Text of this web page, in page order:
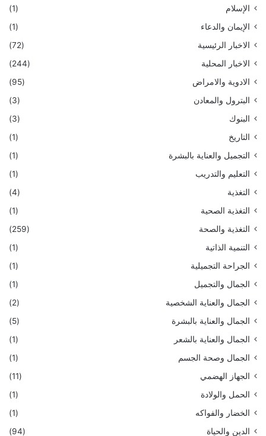
الإسلام
(1)
الإيمان والدعاء
(1)
الاخبار الرئيسية
(72)
الاخبار المحلية
(244)
الادوية والامراض
(95)
البترول والمعادن
(3)
البنوك
(3)
التاريخ
(1)
التجميل والعناية بالبشرة
(1)
التعليم والتدريب
(1)
التغذية
(4)
التغذية الصحية
(1)
التغذية والصحة
(259)
التنمية الذاتية
(1)
الجراحة التجميلية
(1)
الجمال والتجميل
(1)
الجمال والعناية الشخصية
(2)
الجمال والعناية بالبشرة
(5)
الجمال والعناية بالشعر
(1)
الجمال وصحة الجسم
(1)
الجهاز الهضمي
(11)
الحمل والولادة
(1)
الخضار والفواكه
(1)
الدين والحياة
(94)